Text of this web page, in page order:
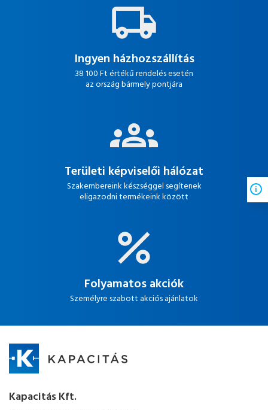
Ingyen házhozszállítás
38 100 Ft értékű rendelés esetén
az ország bármely pontjára
Területi képviselői hálózat
Szakembereink készséggel segítenek
eligazodni termékeink között
Folyamatos akciók
Személyre szabott akciós ajánlatok
Kapacitás Kft.